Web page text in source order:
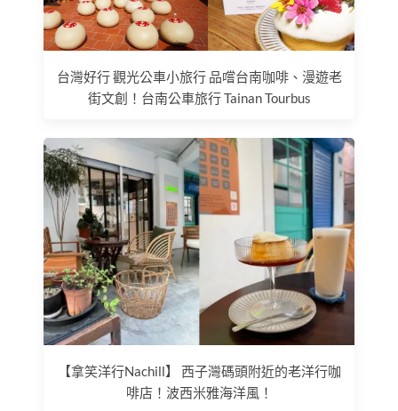
台灣好行 觀光公車小旅行 品嚐台南咖啡、漫遊老
街文創！台南公車旅行 Tainan Tourbus
【拿笑洋行Nachill】 西子灣碼頭附近的老洋行咖
啡店！波西米雅海洋風！